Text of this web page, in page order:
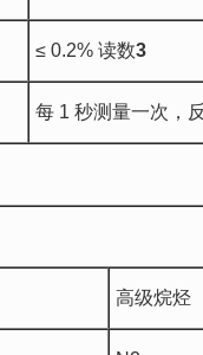
≤ 0.2% 读数3
每 1 秒测量一次，
高级烷烃